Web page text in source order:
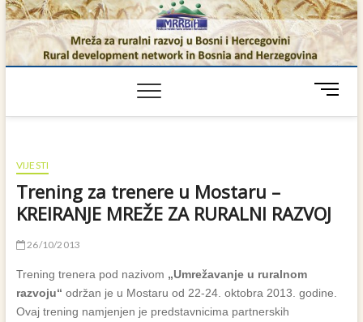
Skip
to
content
M
t
VIJESTI
Trening za trenere u Mostaru –
KREIRANJE MREŽE ZA RURALNI RAZVOJ
26/10/2013
Trening trenera pod nazivom „Umrežavanje u ruralnom
razvoju“ održan je u Mostaru od 22-24. oktobra 2013. godine.
Ovaj trening namjenjen je predstavnicima partnerskih